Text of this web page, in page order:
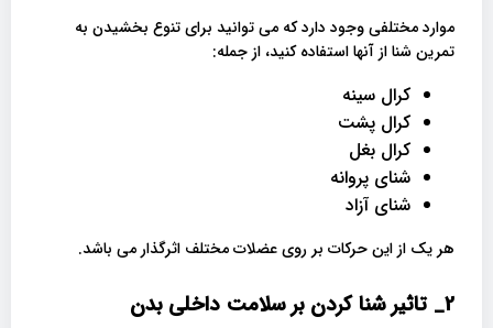
موارد مختلفی وجود دارد که می توانید برای تنوع بخشیدن به
تمرین شنا از آنها استفاده کنید، از جمله:
کرال سینه
کرال پشت
کرال بغل
شنای پروانه
شنای آزاد
هر یک از این حرکات بر روی عضلات مختلف اثرگذار می باشد.
2_ تاثیر شنا کردن بر سلامت داخلی بدن